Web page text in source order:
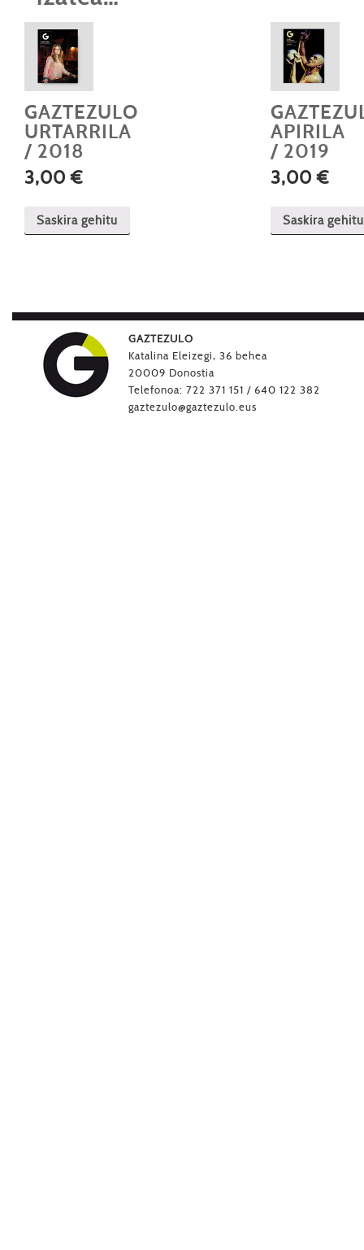
GAZTEZULO
URTARRILA
/ 2018
3,00€
Saskira gehitu
APIRILA
/ 2019
3,00€
Saskira gehitu
GAZTEZULO
Katalina Eleizegi, 36 behea
20009 Donostia
Telefonoa: 722 371 151 / 640 122 382
gaztezulo@gaztezulo.eus